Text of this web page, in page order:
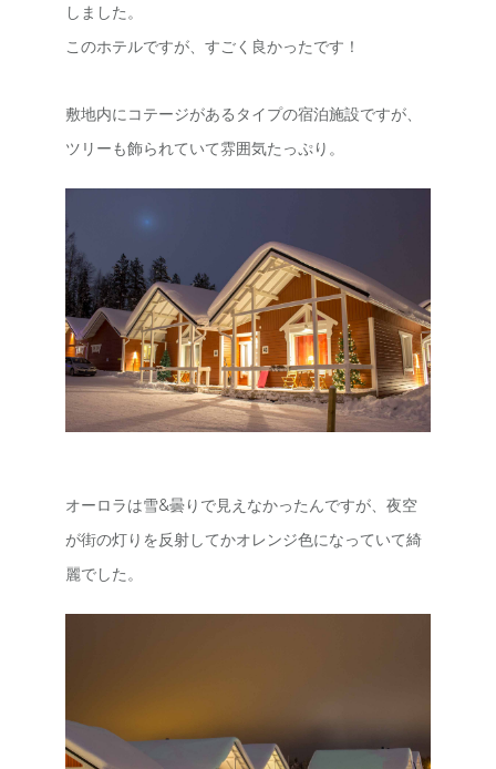
しました。
このホテルですが、すごく良かったです！
敷地内にコテージがあるタイプの宿泊施設ですが、
ツリーも飾られていて雰囲気たっぷり。
オーロラは雪&曇りで見えなかったんですが、夜空
が街の灯りを反射してかオレンジ色になっていて綺
麗でした。